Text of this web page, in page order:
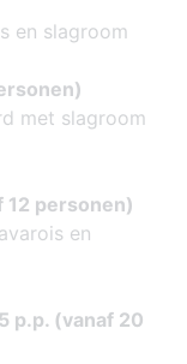
en slagroom
met slagroom
12 personen)
en
p.p. (vanaf 20